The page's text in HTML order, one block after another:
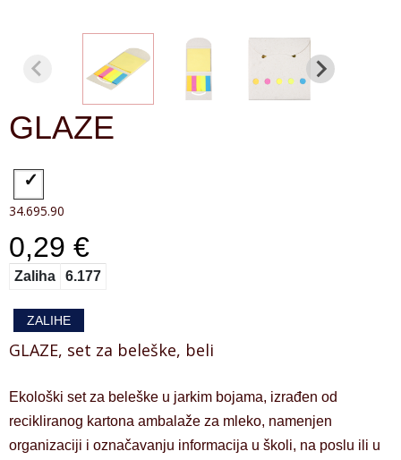
GLAZE
34.695.90
0,29 €
Zaliha 6.177
ZALIHE
GLAZE, set za beleške, beli
Ekološki set za beleške u jarkim bojama, izrađen od
recikliranog kartona ambalaže za mleko, namenjen
organizaciji i označavanju informacija u školi, na poslu ili u